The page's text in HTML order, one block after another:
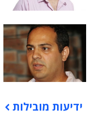
תוכן פרסומי
ידיעות מובילות